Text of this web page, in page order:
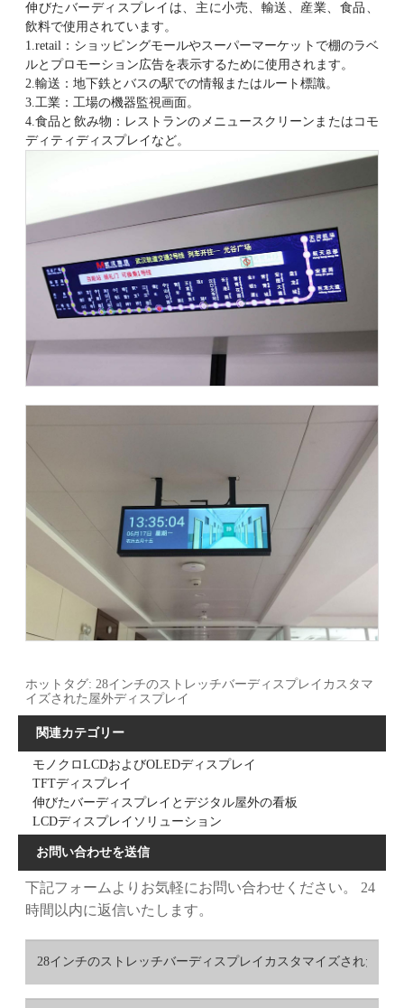
伸びたバーディスプレイは、主に小売、輸送、産業、食品、
飲料で使用されています。
1.retail：ショッピングモールやスーパーマーケットで棚のラベ
ルとプロモーション広告を表示するために使用されます。
2.輸送：地下鉄とバスの駅での情報またはルート標識。
3.工業：工場の機器監視画面。
4.食品と飲み物：レストランのメニュースクリーンまたはコモ
ディティディスプレイなど。
ホットタグ: 28インチのストレッチバーディスプレイカスタマ
イズされた屋外ディスプレイ
関連カテゴリー
モノクロLCDおよびOLEDディスプレイ
TFTディスプレイ
伸びたバーディスプレイとデジタル屋外の看板
LCDディスプレイソリューション
お問い合わせを送信
下記フォームよりお気軽にお問い合わせください。 24
時間以内に返信いたします。